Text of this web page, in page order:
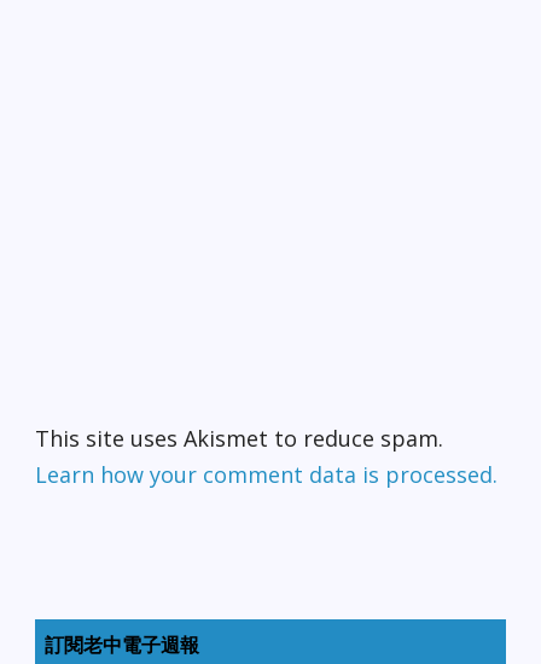
This site uses Akismet to reduce spam.
Learn how your comment data is processed.
訂閱老中電子週報